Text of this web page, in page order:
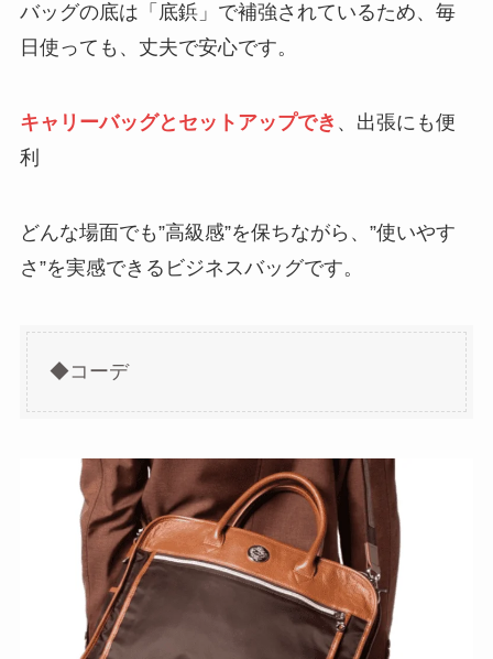
バッグの底は「底鋲」で補強されているため、毎
日使っても、丈夫で安心です。
キャリーバッグとセットアップでき 、出張にも便
利
どんな場面でも”高級感”を保ちながら、”使いやす
さ”を実感できるビジネスバッグです。
◆コーデ